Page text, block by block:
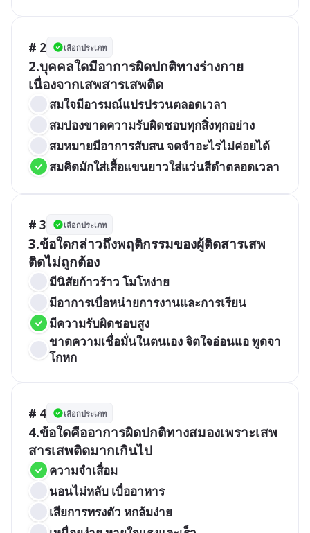
# 2 เลือกประเภท
2.บุคคลใดมีอาการผิดปกติทางร่างกาย
เนื่องจากเสพสารเสพติด
สมใจมีอารมณ์แปรปรวนตลอดเวลา
สมปองขาดความรับผิดชอบทุกสิ่งทุกอย่าง
สมหมายมีอาการสับสน จดจำอะไรไม่ค่อยได้
สมคิดมักใส่เสื้อแขนยาวใส่แว่นสีดำตลอดเวลา
# 3 เลือกประเภท
3.ข้อใดกล่าวถึงพฤติกรรมของผู้ติดสารเสพ
ติดไม่ถูกต้อง
มีนิสัยก้าวร้าว โมโหง่าย
มีอาการเบื่อหน่ายการงานและการเรียน
มีความรับผิดชอบสูง
ขาดความเชื่อมั่นในตนเอง จิตใจอ่อนแอ พูดจา
โกหก
# 4 เลือกประเภท
4.ข้อใดคืออาการผิดปกติทางสมองเพราะเสพ
สารเสพติดมากเกินไป
ความจำเสื่อม
นอนไม่หลับ เบื่ออาหาร
เสียการทรงตัว หกล้มง่าย